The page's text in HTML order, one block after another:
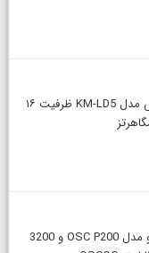
رم کامپیوتر کینگ مکس مدل KM-LD5 ظرفیت ۱۶
رم کامپیوتر DDR4 اسکو مدل OSC P200 و 3200